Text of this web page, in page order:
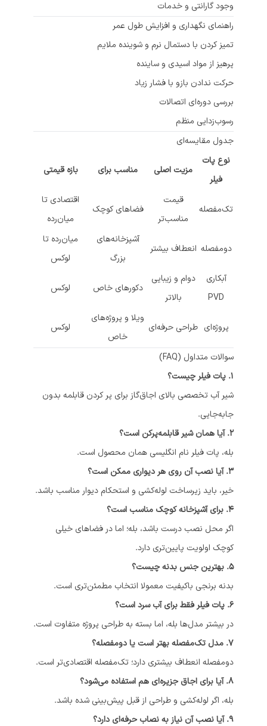
وجود گارانتی و خدمات
راهنمای نگهداری و افزایش طول عمر
تمیز کردن با دستمال نرم و شوینده ملایم
پرهیز از مواد اسیدی و ساینده
حرکت ندادن بازو با فشار زیاد
بررسی دوره‌ای اتصالات
رسوب‌زدایی منظم
جدول مقایسه‌ای
نوع پات
فیلر
مزیت اصلی مناسب برای بازه قیمتی
تک‌مفصله
قیمت
مناسب‌تر
فضاهای کوچک
اقتصادی تا
میان‌رده
دو‌مفصله انعطاف بیشتر
آشپزخانه‌های
بزرگ
میان‌رده تا
لوکس
آبکاری
PVD
دوام و زیبایی
بالاتر
دکورهای خاص لوکس
پروژه‌ای طراحی حرفه‌ای
ویلا و پروژه‌های
خاص
لوکس
سوالات متداول (FAQ)
1. پات فیلر چیست؟
شیر آب تخصصی بالای اجاق‌گاز برای پر کردن قابلمه بدون
جابه‌جایی.
2. آیا همان شیر قابلمه‌پرکن است؟
بله، پات فیلر نام انگلیسی همان محصول است.
3. آیا نصب آن روی هر دیواری ممکن است؟
خیر، باید زیرساخت لوله‌کشی و استحکام دیوار مناسب باشد.
4. برای آشپزخانه کوچک مناسب است؟
اگر محل نصب درست باشد، بله؛ اما در فضاهای خیلی
کوچک اولویت پایین‌تری دارد.
5. بهترین جنس بدنه چیست؟
بدنه برنجی باکیفیت معمولا انتخاب مطمئن‌تری است.
6. پات فیلر فقط برای آب سرد است؟
در بیشتر مدل‌ها بله، اما بسته به طراحی پروژه متفاوت است.
7. مدل تک‌مفصله بهتر است یا دو‌مفصله؟
دو‌مفصله انعطاف بیشتری دارد؛ تک‌مفصله اقتصادی‌تر است.
8. آیا برای اجاق جزیره‌ای هم استفاده می‌شود؟
بله، اگر لوله‌کشی و طراحی از قبل پیش‌بینی شده باشد.
9. آیا نصب آن نیاز به نصاب حرفه‌ای دارد؟